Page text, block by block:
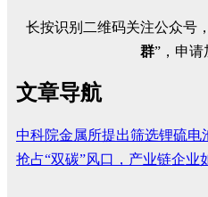
长按识别二维码关注公众号
群”，申请
文章导航
中科院金属所提出筛选锂硫电
抢占“双碳”风口，产业链企业